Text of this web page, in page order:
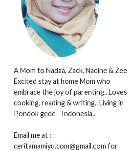
A Mom to Nadaa, Zack, Nadine & Zee
Excited stay at home Mom who
embrace the joy of parenting.. Loves
cooking, reading & writing.. Living in
Pondok gede - Indonesia..
Email me at :
ceritamamiyu.com@gmail.com for